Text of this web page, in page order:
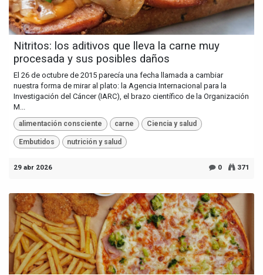
Nitritos: los aditivos que lleva la carne muy
procesada y sus posibles daños
El 26 de octubre de 2015 parecía una fecha llamada a cambiar
nuestra forma de mirar al plato: la Agencia Internacional para la
Investigación del Cáncer (IARC), el brazo científico de la Organización
M...
alimentación consciente carne Ciencia y salud
Embutidos nutrición y salud
29 abr 2026 0 371